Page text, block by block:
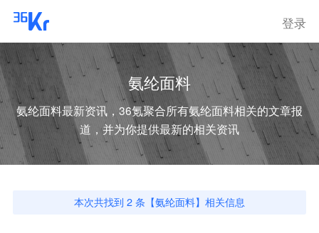
登录
氨纶面料
氨纶面料最新资讯，36氪聚合所有氨纶面料相关的文章报
道，并为你提供最新的相关资讯
本次共找到 2 条【氨纶面料】相关信息